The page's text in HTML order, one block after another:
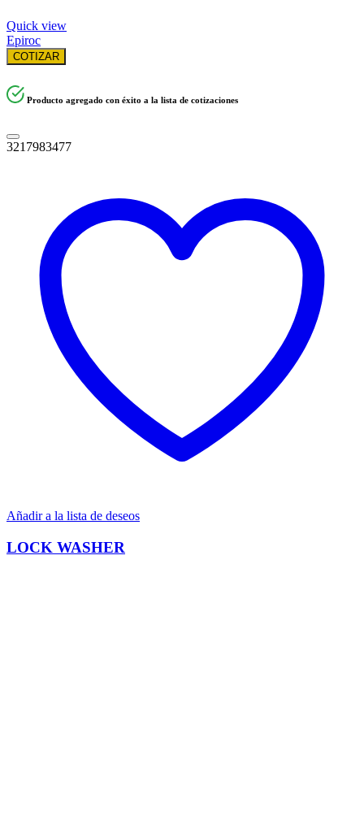
Quick view
Epiroc
COTIZAR
Producto agregado con éxito a la lista de cotizaciones
3217983477
Añadir a la lista de deseos
LOCK WASHER